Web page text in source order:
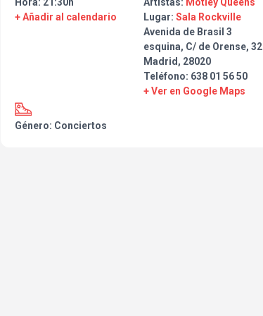
Hora: 21:30h
+ Añadir al calendario
Artistas: Motley Queens
Lugar: Sala Rockville
Avenida de Brasil 3
esquina, C/ de Orense, 32
Madrid, 28020
Teléfono: 638 01 56 50
+ Ver en Google Maps
Género: Conciertos